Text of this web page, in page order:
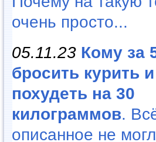
очень просто...
05.11.23 Кому за
бросить курить и
похудеть на 30
килограммов.
описанное не